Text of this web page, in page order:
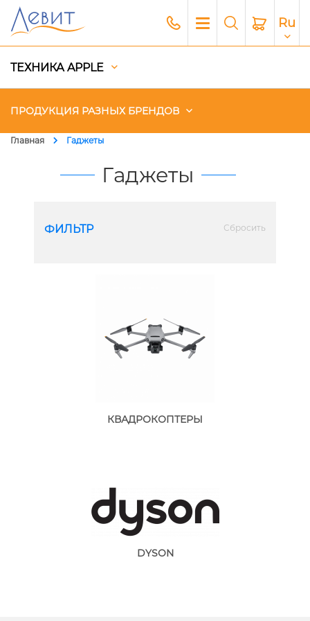
Ru
ТЕХНИКА APPLE
ПРОДУКЦИЯ РАЗНЫХ БРЕНДОВ
Генераторы и Зарядные
станции
Главная Гаджеты
Гаджеты
ФИЛЬТР Сбросить
КВАДРОКОПТЕРЫ
DYSON